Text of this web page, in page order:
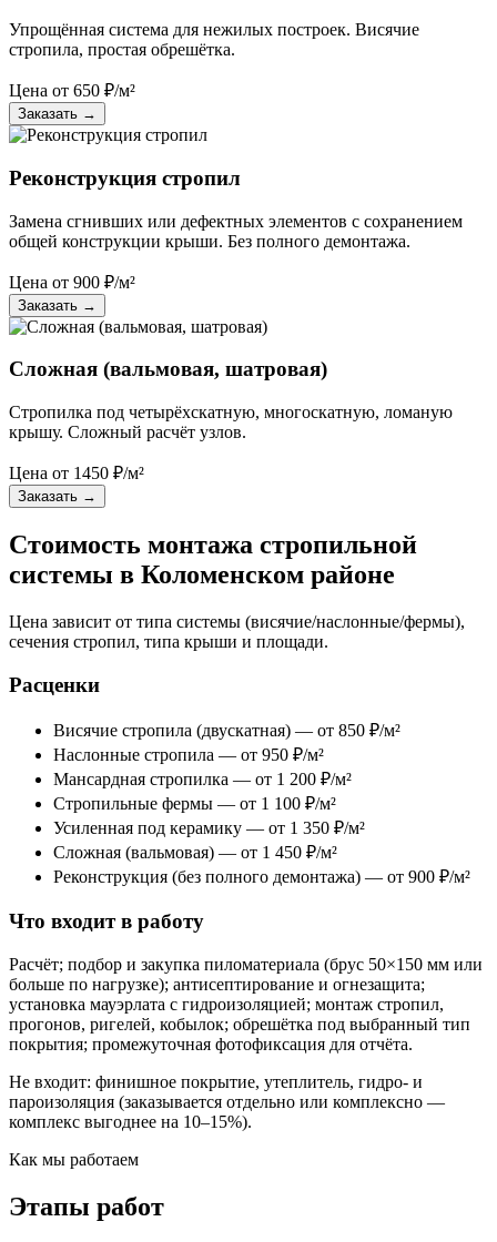
Упрощённая система для нежилых построек. Висячие
стропила, простая обрешётка.
Цена от 650 ₽/м²
Заказать →
Реконструкция стропил
Замена сгнивших или дефектных элементов с сохранением
общей конструкции крыши. Без полного демонтажа.
Цена от 900 ₽/м²
Заказать →
Сложная (вальмовая, шатровая)
Стропилка под четырёхскатную, многоскатную, ломаную
крышу. Сложный расчёт узлов.
Цена от 1450 ₽/м²
Заказать →
Стоимость монтажа стропильной
системы в Коломенском районе
Цена зависит от типа системы (висячие/наслонные/фермы),
сечения стропил, типа крыши и площади.
Расценки
Висячие стропила (двускатная) — от 850 ₽/м²
Наслонные стропила — от 950 ₽/м²
Мансардная стропилка — от 1 200 ₽/м²
Стропильные фермы — от 1 100 ₽/м²
Усиленная под керамику — от 1 350 ₽/м²
Сложная (вальмовая) — от 1 450 ₽/м²
Реконструкция (без полного демонтажа) — от 900 ₽/м²
Что входит в работу
Расчёт; подбор и закупка пиломатериала (брус 50×150 мм или
больше по нагрузке); антисептирование и огнезащита;
установка мауэрлата с гидроизоляцией; монтаж стропил,
прогонов, ригелей, кобылок; обрешётка под выбранный тип
покрытия; промежуточная фотофиксация для отчёта.
Не входит: финишное покрытие, утеплитель, гидро- и
пароизоляция (заказывается отдельно или комплексно —
комплекс выгоднее на 10–15%).
Как мы работаем
Этапы работ